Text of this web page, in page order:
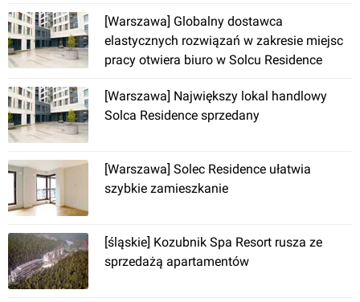
Zegrze, Oficerska
[Warszawa] Apartamentowiec, ul. Siewierska
Warszawa
[Warszawa] Globalny dostawca
elastycznych rozwiązań w zakresie miejsc
pracy otwiera biuro w Solcu Residence
[Warszawa] Największy lokal handlowy
Solca Residence sprzedany
[Warszawa] Solec Residence ułatwia
szybkie zamieszkanie
[śląskie] Kozubnik Spa Resort rusza ze
sprzedażą apartamentów